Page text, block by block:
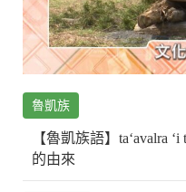
魯凱族
【魯凱族語】ta‘avalra
的由來